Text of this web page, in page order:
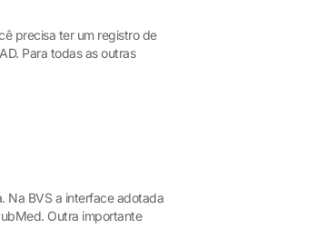
precisa ter um registro de
Para todas as outras
Na BVS a interface adotada
Outra importante